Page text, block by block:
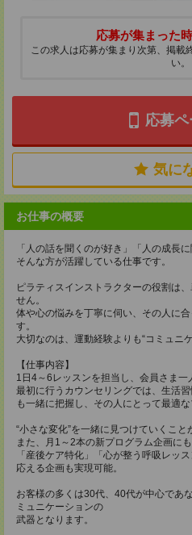
応募が集まった
この求人は応募が集まり次第、掲載
い。
応募
気に
お仕事の概要
「人の話を聞くのが好き」「人の成長
そんな方が活躍している仕事です。
ピラティスインストラクターの役割は
せん。
体や心の悩みを丁寧に伺い、その人に
す。
大切なのは、運動経験よりも“コミュニ
【仕事内容】
1日4～6レッスンを担当し、会員さま一
最初に行うカウンセリングでは、生活
も一緒に把握し、その人にとって最適な
“小さな変化”を一緒に見つけていくこと
また、月1～2本の新プログラム企画にも
「産後ケア特化」「心が整う呼吸レッ
応える企画も実現可能。
お客様の多くは30代、40代が中心であ
ミュニケーションの
武器となります。